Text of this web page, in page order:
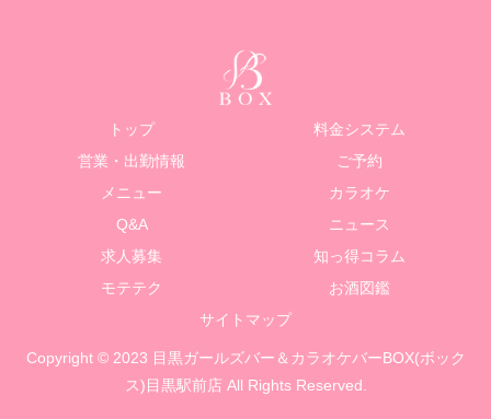
トップ
料金システム
営業・出勤情報
ご予約
メニュー
カラオケ
Q&A
ニュース
求人募集
知っ得コラム
モテテク
お酒図鑑
サイトマップ
Copyright © 2023 目黒ガールズバー＆カラオケバーBOX(ボック
ス)目黒駅前店 All Rights Reserved.